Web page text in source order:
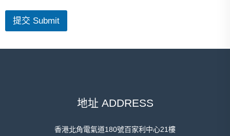
e動
項
手
提交 Submit
地址 ADDRESS
香港北角電氣道180號百家利中心21樓